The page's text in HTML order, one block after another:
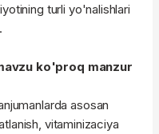
turli yo'nalishlari
ko'proq manzur
asosan
vitaminizaciya